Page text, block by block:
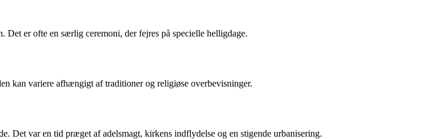
Det er ofte en særlig ceremoni, der fejres på specielle helligdage.
kan variere afhængigt af traditioner og religiøse overbevisninger.
Det var en tid præget af adelsmagt, kirkens indflydelse og en stigende urbanisering.